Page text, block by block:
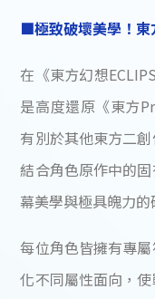
■極致破壞美學！東
在《東方幻想
是高度還原《東方
有別於其他東方二
結合角色原作中的
幕美學與極具魄力的
每位角色皆擁有專
化不同屬性面向，